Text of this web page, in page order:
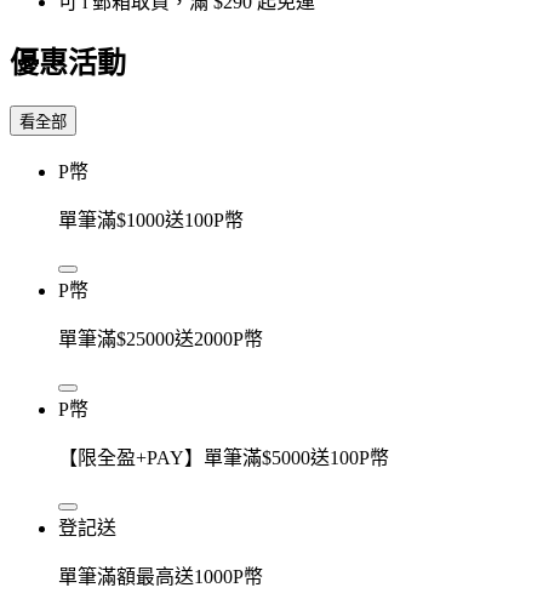
優惠活動
看全部
P幣
單筆滿$1000送100P幣
P幣
單筆滿$25000送2000P幣
P幣
【限全盈+PAY】單筆滿$5000送100P幣
登記送
單筆滿額最高送1000P幣